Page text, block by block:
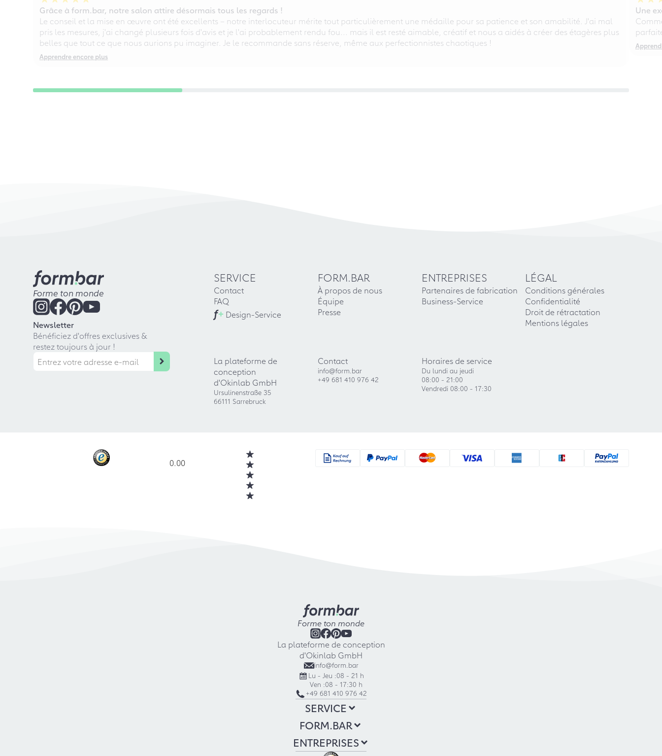
Grâce à form.bar, notre salon attire désormais tous les regards !
Le conseil et la mise en œuvre ont été excellents – notre interlocuteur mérite tout particulièrement une médaille pour sa patience et son amabilité. J'ai mal
pris les mesures, j'ai changé plusieurs fois d'avis et je l'ai probablement rendu fou... mais il est resté aimable, créatif et nous a aidés à créer des étagères plus
belles que tout ce que nous aurions pu imaginer. Je le recommande sans réserve, même aux perfectionnistes chaotiques !
Apprendre encore plus
Une
Forme ton monde
Newsletter
Bénéficiez d'offres exclusives &
restez toujours à jour !
SERVICE
Contact
FAQ
f+ Design-Service
FORM.BAR
À propos de nous
Équipe
Presse
ENTREPRISES
Partenaires de fabrication
Business-Service
LÉGAL
Conditions générales
Confidentialité
Droit de rétractation
Mentions légales
La plateforme de
conception
d'Okinlab GmbH
Ursulinenstraße 35
66111 Sarrebruck
Contact
info@form.bar
+49 681 410 976 42
Horaires de service
Du lundi au jeudi
08:00 - 21:00
Vendredi 08:00 - 17:30
0.00
Forme ton monde
La plateforme de conception
d'Okinlab GmbH
info@form.bar
Lu - Jeu :08 - 21 h
Ven :08 - 17:30 h
+49 681 410 976 42
SERVICE
FORM.BAR
ENTREPRISES